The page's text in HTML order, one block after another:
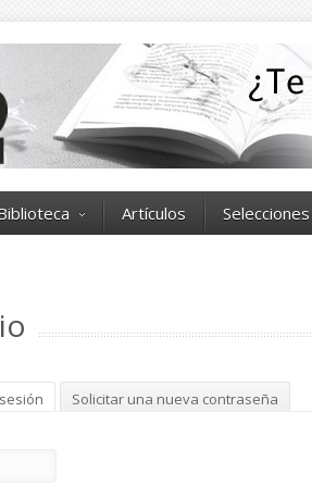
Artículos
(solapa activa)
Solicitar una nueva contraseña